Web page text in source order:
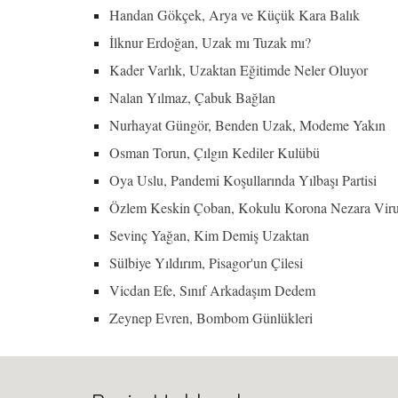
Handan Gökçek, Arya ve Küçük Kara Balık
İlknur Erdoğan, Uzak mı Tuzak mı?
Kader Varlık, Uzaktan Eğitimde Neler Oluyor
Nalan Yılmaz, Çabuk Bağlan
Nurhayat Güngör, Benden Uzak, Modeme Yakın
Osman Torun, Çılgın Kediler Kulübü
Oya Uslu, Pandemi Koşullarında Yılbaşı Partisi
Özlem Keskin Çoban, Kokulu Korona Nezara
Sevinç Yağan, Kim Demiş Uzaktan
Sülbiye Yıldırım, Pisagor'un Çilesi
Vicdan Efe, Sınıf Arkadaşım Dedem
Zeynep Evren, Bombom Günlükleri